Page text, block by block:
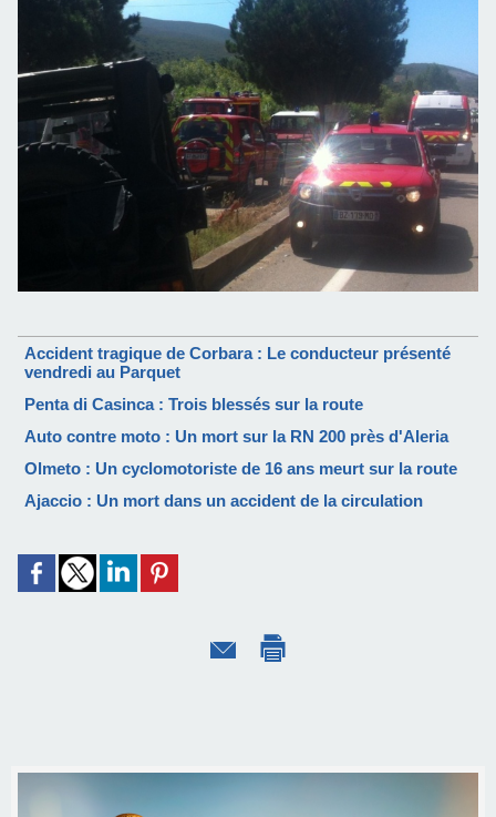
Accident tragique de Corbara : Le conducteur présenté
vendredi au Parquet
Penta di Casinca : Trois blessés sur la route
Auto contre moto : Un mort sur la RN 200 près d'Aleria
Olmeto : Un cyclomotoriste de 16 ans meurt sur la route
Ajaccio : Un mort dans un accident de la circulation